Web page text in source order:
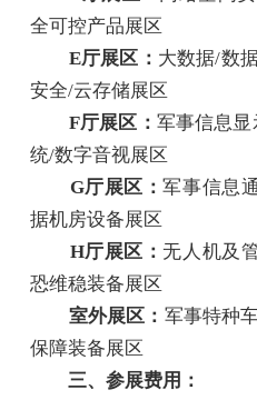
全可控产品展区
E厅展区： 大数据/数
安全/云存储展区
F厅展区： 军事信息
统/数字音视展区
G厅展区：军事信息
据机房设备展区
H厅展区：无人机及
恐维稳装备展区
室外展区： 军事特种
保障装备展区
三、参展费用：